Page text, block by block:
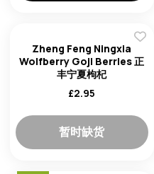
Zheng Feng Ningxia
Wolfberry Goji Berries 正
丰宁夏枸杞
£2.95
暂时缺货